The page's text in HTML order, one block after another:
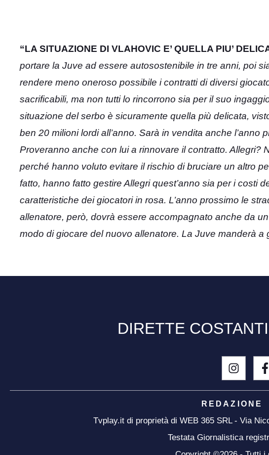
“LA SITUAZIONE DI VLAHOVIC E’ QUELLA PIU’
portare la Juve ad essere autosostenibile in tre anni, poi
rendere meno oneroso possibile i contratti di diversi
sacrificabili, ma non tutti lo rincorrono sia per il suo
situazione del serbo è sicuramente quella più delicata,
ben 20 milioni lordi all’anno. Sarà in vendita anche l’anno
Proveranno anche con lui a rinnovare il contratto. Allegri?
perché hanno voluto evitare il rischio di bruciare un altro
fatto, hanno fatto gestire Allegri quest’anno sia per i costi
caratteristiche dei giocatori in rosa. L’anno prossimo le
allenatore, però, dovrà essere accompagnato anche da
modo di giocare del nuovo allenatore. La Juve manderà a
DIRETTE
REDAZIONE
Tvplay.it di proprietà di WEB 365 SRL - Via
Testata Giornalistica